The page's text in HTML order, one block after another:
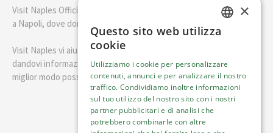
Visit Naples Official è la guida della città di Napoli. Scopri cosa fare
a Napoli, dove dormire e i migliori posti dove mangiare.
Visit Naples vi aiuterà a pianificare il vostro viaggio a Napoli
dandovi informazioni utili e consigli su come visitare Napoli nel
miglior modo possibile.
Italiano
×
Questo sito web utilizza
cookie
Utilizziamo i cookie per personalizzare
contenuti, annunci e per analizzare il nostro
traffico. Condividiamo inoltre informazioni
sul tuo utilizzo del nostro sito con i nostri
partner pubblicitari e di analisi che
potrebbero combinarle con altre